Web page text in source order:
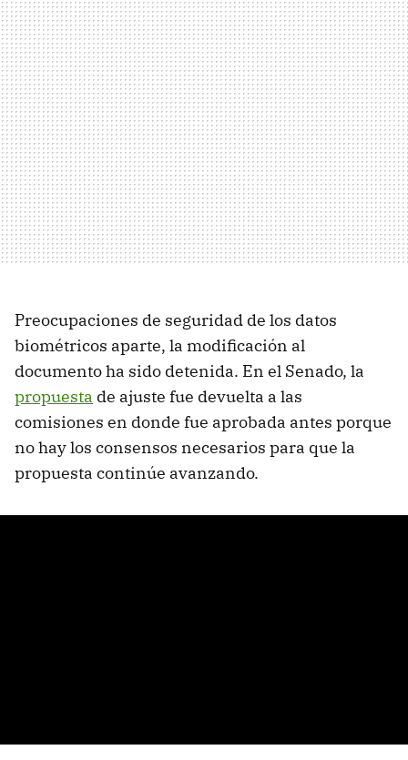
Preocupaciones de seguridad de los datos
biométricos aparte, la modificación al
documento ha sido detenida. En el Senado, la
propuesta de ajuste fue devuelta a las
comisiones en donde fue aprobada antes porque
no hay los consensos necesarios para que la
propuesta continúe avanzando.